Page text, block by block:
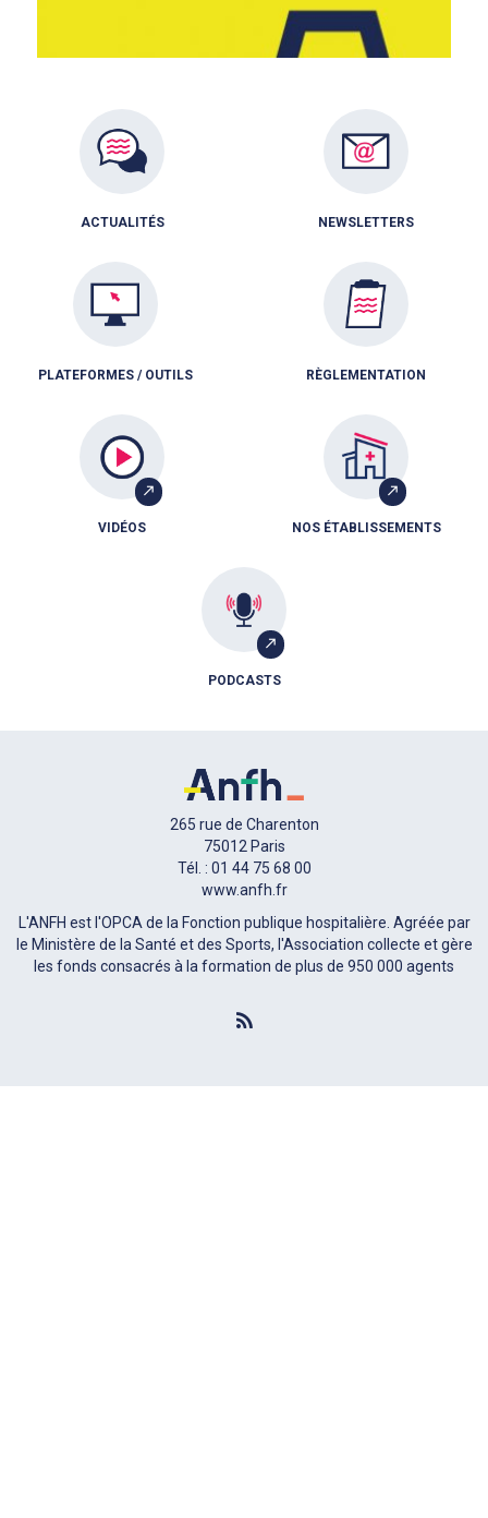
ACTUALITÉS NEWSLETTERS
PLATEFORMES / OUTILS RÈGLEMENTATION
VIDÉOS NOS ÉTABLISSEMENTS
PODCASTS
265 rue de Charenton
75012 Paris
Tél. : 01 44 75 68 00
www.anfh.fr
L'ANFH est l'OPCA de la Fonction publique hospitalière. Agréée par
le Ministère de la Santé et des Sports, l'Association collecte et gère
les fonds consacrés à la formation de plus de 950 000 agents